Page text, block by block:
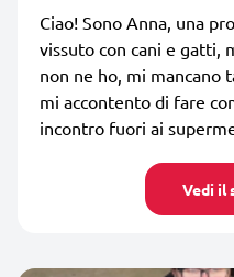
Ciao! Sono Anna, una
vissuto con cani e gatti,
non ne ho, mi mancano
mi accontento di fare
incontro fuori ai
Vedi il